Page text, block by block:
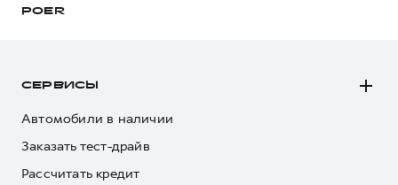
POER
СЕРВИСЫ
Автомобили в наличии
Заказать тест-драйв
Рассчитать кредит